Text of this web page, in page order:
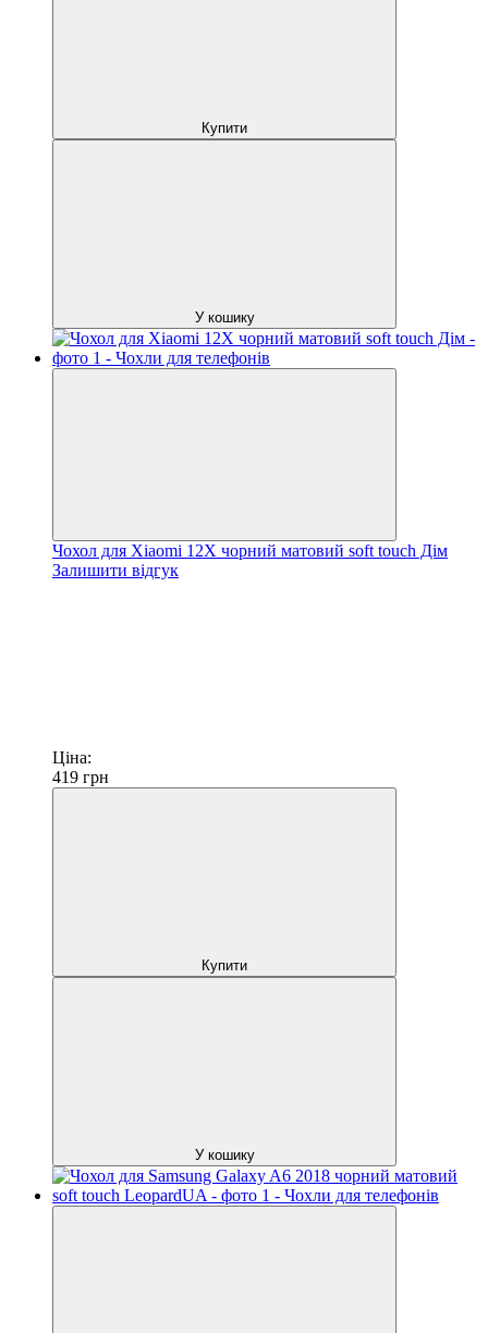
Купити
У кошику
Чохол для Xiaomi 12X чорний матовий soft touch Дім
Залишити відгук
Ціна:
419 грн
Купити
У кошику